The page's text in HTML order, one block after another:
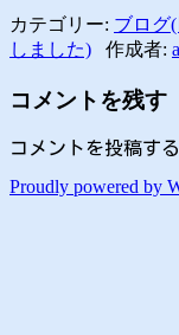
カテゴリー: ブログ
しました) 作成者:
コメントを残す
コメントを投稿す
Proudly powered by